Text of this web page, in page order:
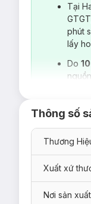
Tại
phút
lấy
Do
Thông số
Thương
Xuất xứ
Nơi sản xuất